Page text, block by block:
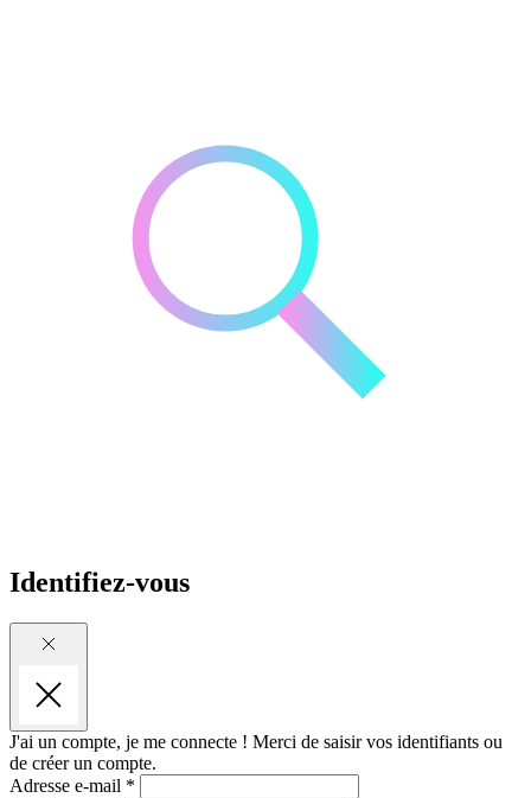
Identifiez-vous
J'ai un compte, je me connecte ! Merci de saisir vos identifiants ou
de créer un compte.
Adresse e-mail *